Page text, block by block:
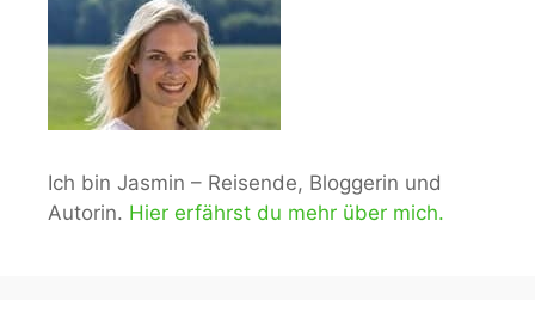
Ich bin Jasmin – Reisende, Bloggerin und
Autorin. Hier erfährst du mehr über mich.